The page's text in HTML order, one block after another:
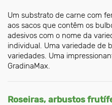
Um substrato de carne com
aos sacos que contêm os
adesivos com o nome da
individual. Uma variedade de
variedades. Uma
GradinaMax.
Roseiras, arbustos